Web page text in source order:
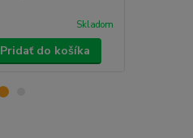
Skladom
Pridať do košíka